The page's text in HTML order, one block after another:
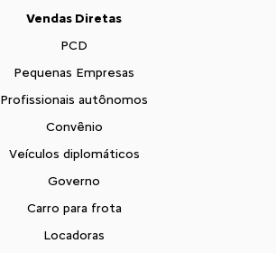
Vendas Diretas
PCD
Pequenas Empresas
Profissionais autônomos
Convênio
Veículos diplomáticos
Governo
Carro para frota
Locadoras